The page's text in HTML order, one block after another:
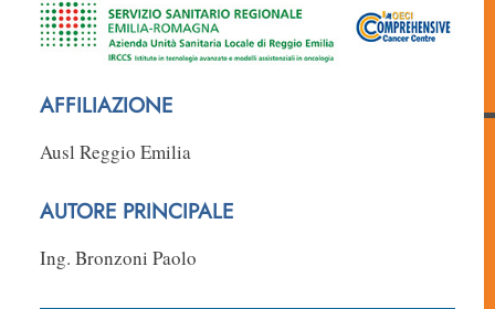
AFFILIAZIONE
Ausl Reggio Emilia
AUTORE PRINCIPALE
Ing. Bronzoni Paolo